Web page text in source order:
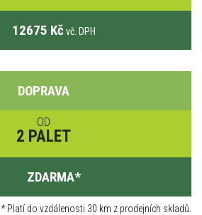
12675 Kč vč. DPH
DOPRAVA
OD
2 PALET
ZDARMA*
*Platí do vzdálenosti 30 km z prodejních skladů.